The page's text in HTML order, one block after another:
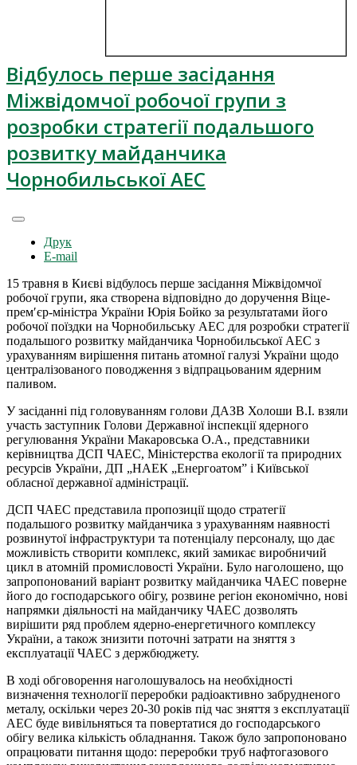
Відбулось перше засідання
Міжвідомчої робочої групи з
розробки стратегії подальшого
розвитку майданчика
Чорнобильської АЕС
Друк
E-mail
15 травня в Києві відбулось перше засідання Міжвідомчої
робочої групи, яка створена відповідно до доручення Віце-
прем′єр-міністра України Юрія Бойко за результатами його
робочої поїздки на Чорнобильську АЕС для розробки стратегії
подальшого розвитку майданчика Чорнобильської АЕС з
урахуванням вирішення питань атомної галузі України щодо
централізованого поводження з відпрацьованим ядерним
паливом.
У засіданні під головуванням голови ДАЗВ Холоши В.І. взяли
участь заступник Голови Державної інспекції ядерного
регулювання України Макаровська О.А., представники
керівництва ДСП ЧАЕС, Міністерства екології та природних
ресурсів України, ДП „НАЕК „Енергоатом” і Київської
обласної державної адміністрації.
ДСП ЧАЕС представила пропозиції щодо стратегії
подальшого розвитку майданчика з урахуванням наявності
розвинутої інфраструктури та потенціалу персоналу, що дає
можливість створити комплекс, який замикає виробничий
цикл в атомній промисловості України. Було наголошено, що
запропонований варіант розвитку майданчика ЧАЕС поверне
його до господарського обігу, розвине регіон економічно, нові
напрямки діяльності на майданчику ЧАЕС дозволять
вирішити ряд проблем ядерно-енергетичного комплексу
України, а також знизити поточні затрати на зняття з
експлуатації ЧАЕС з держбюджету.
В ході обговорення наголошувалось на необхідності
визначення технології переробки радіоактивно забрудненого
металу, оскільки через 20-30 років під час зняття з експлуатації
АЕС буде вивільняться та повертатися до господарського
обігу велика кількість обладнання. Також було запропоновано
опрацювати питання щодо: переробки труб нафтогазового